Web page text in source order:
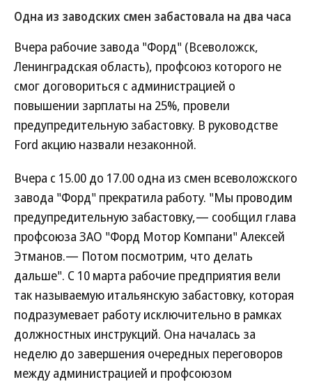
Одна из заводских смен забастовала на два часа
Вчера рабочие завода "Форд" (Всеволожск,
Ленинградская область), профсоюз которого не
смог договориться с администрацией о
повышении зарплаты на 25%, провели
предупредительную забастовку. В руководстве
Ford акцию назвали незаконной.
Вчера с 15.00 до 17.00 одна из смен всеволожского
завода "Форд" прекратила работу. "Мы проводим
предупредительную забастовку,— сообщил глава
профсоюза ЗАО "Форд Мотор Компани" Алексей
Этманов.— Потом посмотрим, что делать
дальше". С 10 марта рабочие предприятия вели
так называемую итальянскую забастовку, которая
подразумевает работу исключительно в рамках
должностных инструкций. Она началась за
неделю до завершения очередных переговоров
между администрацией и профсоюзом